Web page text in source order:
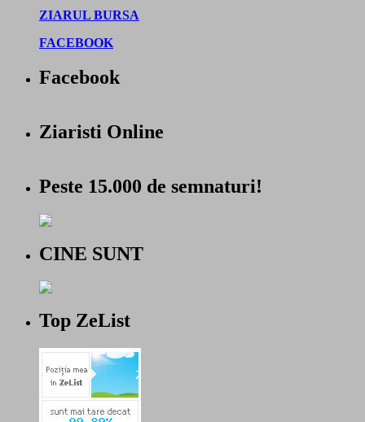
ZIARUL BURSA
FACEBOOK
Facebook
Ziaristi Online
Peste 15.000 de semnaturi!
CINE SUNT
Top ZeList